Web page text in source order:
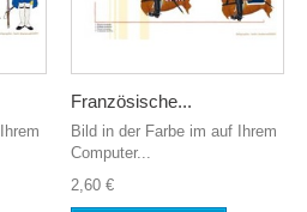
Französische...
Bild in der Farbe im auf Ihrem
Computer...
2,60 €